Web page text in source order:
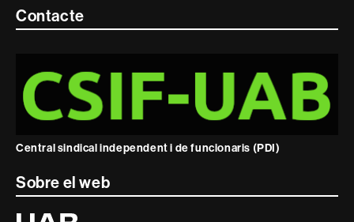
Contacte
informació
legal
Contacte
Central sindical independent i de funcionaris (PDI)
Sobre el web
Universitat